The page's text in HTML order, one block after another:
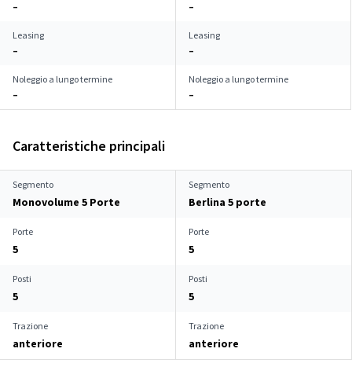
–
–
Leasing
–
Leasing
–
Noleggio a lungo termine
–
Noleggio a lungo termine
–
Caratteristiche principali
Segmento
Monovolume 5 Porte
Segmento
Berlina 5 porte
Porte
5
Porte
5
Posti
5
Posti
5
Trazione
anteriore
Trazione
anteriore